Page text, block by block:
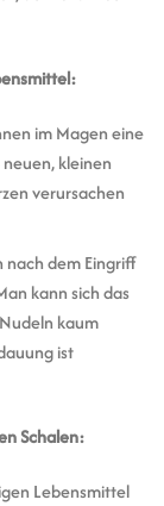
im Magen eine
kleinen
verursachen
dem Eingriff
kann sich das
kaum
ist
Schalen:
Lebensmittel